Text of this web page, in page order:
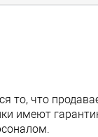
то, что
имеют